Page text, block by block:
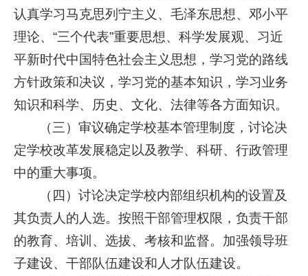
认真学习马克思列宁主义、毛泽东思想、邓小平
理论、“三个代表”重要思想、科学发展观、习近
平新时代中国特色社会主义思想，学习党的路线
方针政策和决议，学习党的基本知识，学习业务
知识和科学、历史、文化、法律等各方面知识。
（三）审议确定学校基本管理制度，讨论决
定学校改革发展稳定以及教学、科研、行政管理
中的重大事项。
（四）讨论决定学校内部组织机构的设置及
其负责人的人选。按照干部管理权限，负责干部
的教育、培训、选拔、考核和监督。加强领导班
子建设、干部队伍建设和人才队伍建设。